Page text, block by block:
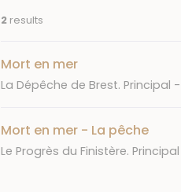
2results
Mort en mer
Journal
La Dépêche de Brest. Principal
Mort en mer - La pêche
Journal
Le Progrès du Finistère. Principal